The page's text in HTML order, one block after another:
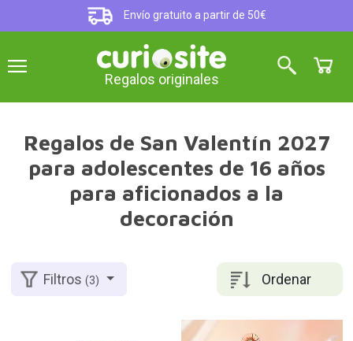
Envío gratuito a partir de 50€
Regalos originales
Regalos de San Valentín 2027
para adolescentes de 16 años
para aficionados a la
decoración
Ordenar
Filtros(3)